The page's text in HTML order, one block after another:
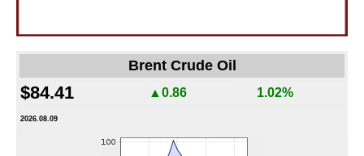
Brent Crude Oil
$84.41 ▲0.86 1.02%
2026.08.09